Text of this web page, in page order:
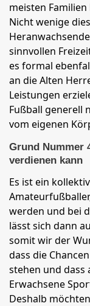
meisten
Nicht wenige
sinnvollen
es formal
an die Alten
Leistungen
Fußball generell
vom eigenen
Grund Nummer
verdienen kann
Es ist ein
werden und bei
lässt sich dann
somit wir der
dass die
stehen und dass
Erwachsene
Deshalb